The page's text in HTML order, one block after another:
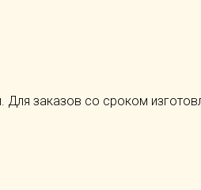
Для заказов со сроком